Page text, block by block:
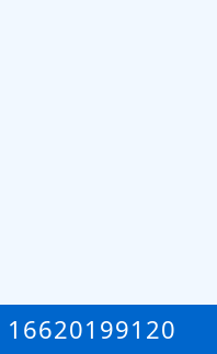
16620199120